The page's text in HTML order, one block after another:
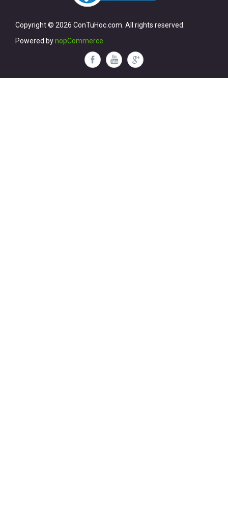
Copyright © 2026 ConTuHoc.com. All rights reserved.
Powered bynopCommerce